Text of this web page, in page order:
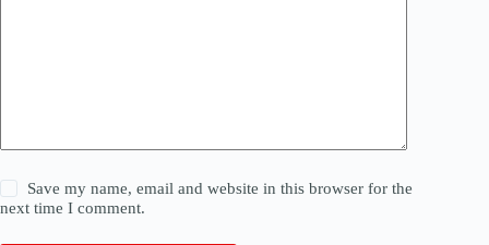
Save my name, email and website in this browser for the
next time I comment.